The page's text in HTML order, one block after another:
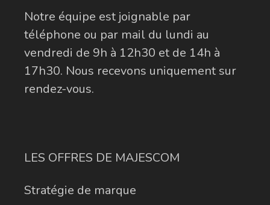
Notre équipe est joignable par
téléphone ou par mail du lundi au
vendredi de 9h à 12h30 et de 14h à
17h30. Nous recevons uniquement sur
rendez-vous.
LES OFFRES DE MAJESCOM
Stratégie de marque